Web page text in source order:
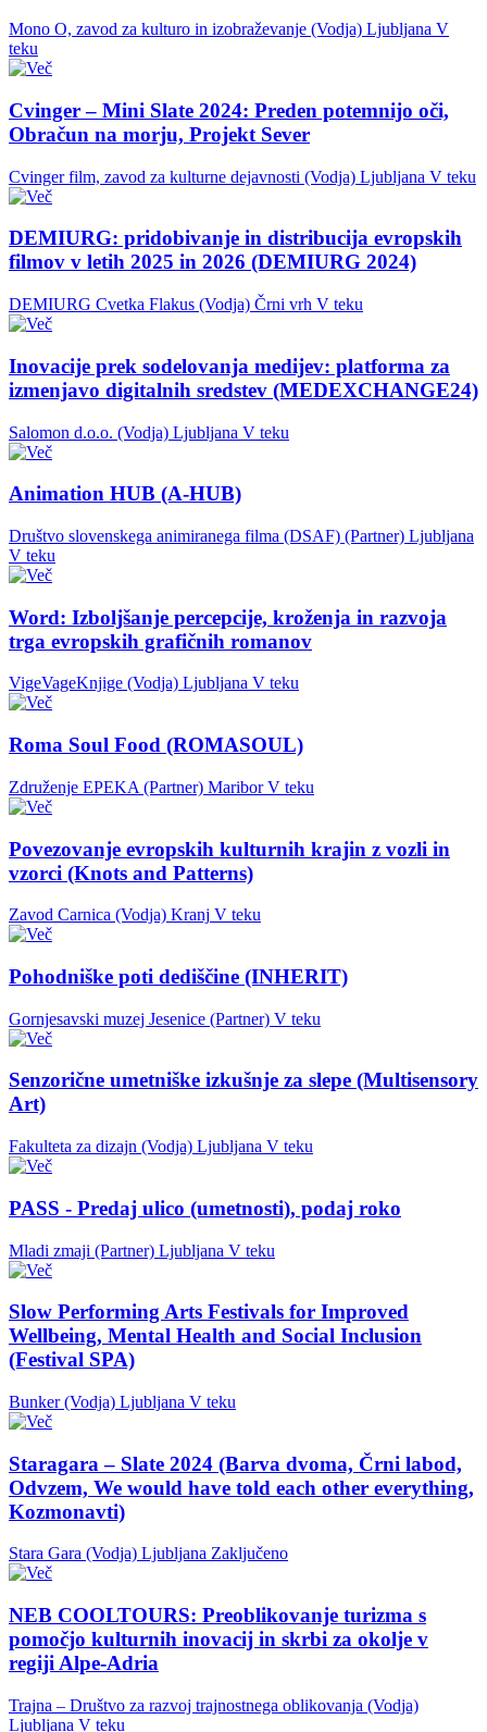
Mono O, zavod za kulturo in izobraževanje (Vodja) Ljubljana V
teku
Cvinger – Mini Slate 2024: Preden potemnijo oči,
Obračun na morju, Projekt Sever
Cvinger film, zavod za kulturne dejavnosti (Vodja) Ljubljana V teku
DEMIURG: pridobivanje in distribucija evropskih
filmov v letih 2025 in 2026 (DEMIURG 2024)
DEMIURG Cvetka Flakus (Vodja) Črni vrh V teku
Inovacije prek sodelovanja medijev: platforma za
izmenjavo digitalnih sredstev (MEDEXCHANGE24)
Salomon d.o.o. (Vodja) Ljubljana V teku
Animation HUB (A-HUB)
Društvo slovenskega animiranega filma (DSAF) (Partner) Ljubljana
V teku
Word: Izboljšanje percepcije, kroženja in razvoja
trga evropskih grafičnih romanov
VigeVageKnjige (Vodja) Ljubljana V teku
Roma Soul Food (ROMASOUL)
Združenje EPEKA (Partner) Maribor V teku
Povezovanje evropskih kulturnih krajin z vozli in
vzorci (Knots and Patterns)
Zavod Carnica (Vodja) Kranj V teku
Pohodniške poti dediščine (INHERIT)
Gornjesavski muzej Jesenice (Partner) V teku
Senzorične umetniške izkušnje za slepe (Multisensory
Art)
Fakulteta za dizajn (Vodja) Ljubljana V teku
PASS - Predaj ulico (umetnosti), podaj roko
Mladi zmaji (Partner) Ljubljana V teku
Slow Performing Arts Festivals for Improved
Wellbeing, Mental Health and Social Inclusion
(Festival SPA)
Bunker (Vodja) Ljubljana V teku
Staragara – Slate 2024 (Barva dvoma, Črni labod,
Odvzem, We would have told each other everything,
Kozmonavti)
Stara Gara (Vodja) Ljubljana Zaključeno
NEB COOLTOURS: Preoblikovanje turizma s
pomočjo kulturnih inovacij in skrbi za okolje v
regiji Alpe-Adria
Trajna – Društvo za razvoj trajnostnega oblikovanja (Vodja)
Ljubljana V teku